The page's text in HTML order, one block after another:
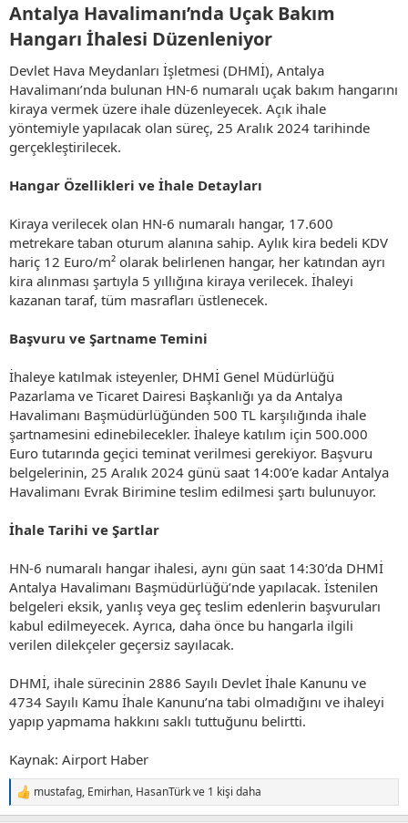
Antalya Havalimanı’nda Uçak Bakım
Hangarı İhalesi Düzenleniyor​
Devlet Hava Meydanları İşletmesi (DHMİ), Antalya
Havalimanı’nda bulunan HN-6 numaralı uçak bakım hangarını
kiraya vermek üzere ihale düzenleyecek. Açık ihale
yöntemiyle yapılacak olan süreç, 25 Aralık 2024 tarihinde
gerçekleştirilecek.
Hangar Özellikleri ve İhale Detayları
Kiraya verilecek olan HN-6 numaralı hangar, 17.600
metrekare taban oturum alanına sahip. Aylık kira bedeli KDV
hariç 12 Euro/m² olarak belirlenen hangar, her katından ayrı
kira alınması şartıyla 5 yıllığına kiraya verilecek. İhaleyi
kazanan taraf, tüm masrafları üstlenecek.
Başvuru ve Şartname Temini
İhaleye katılmak isteyenler, DHMİ Genel Müdürlüğü
Pazarlama ve Ticaret Dairesi Başkanlığı ya da Antalya
Havalimanı Başmüdürlüğünden 500 TL karşılığında ihale
şartnamesini edinebilecekler. İhaleye katılım için 500.000
Euro tutarında geçici teminat verilmesi gerekiyor. Başvuru
belgelerinin, 25 Aralık 2024 günü saat 14:00’e kadar Antalya
Havalimanı Evrak Birimine teslim edilmesi şartı bulunuyor.
İhale Tarihi ve Şartlar
HN-6 numaralı hangar ihalesi, aynı gün saat 14:30’da DHMİ
Antalya Havalimanı Başmüdürlüğü’nde yapılacak. İstenilen
belgeleri eksik, yanlış veya geç teslim edenlerin başvuruları
kabul edilmeyecek. Ayrıca, daha önce bu hangarla ilgili
verilen dilekçeler geçersiz sayılacak.
DHMİ, ihale sürecinin 2886 Sayılı Devlet İhale Kanunu ve
4734 Sayılı Kamu İhale Kanunu’na tabi olmadığını ve ihaleyi
yapıp yapmama hakkını saklı tuttuğunu belirtti.
Kaynak: Airport Haber
T
e
mustafag, Emirhan, HasanTürkve 1 kişi daha